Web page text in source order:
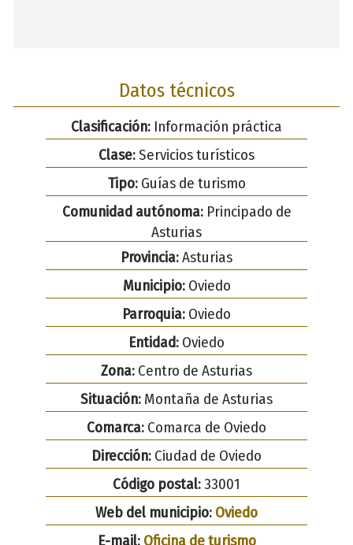
Datos técnicos
Clasificación: Información práctica
Clase:Servicios turísticos
Tipo:Guías de turismo
Comunidad autónoma:Principado de
Asturias
Provincia:Asturias
Municipio:Oviedo
Parroquia: Oviedo
Entidad: Oviedo
Zona: Centro de Asturias
Situación: Montaña de Asturias
Comarca: Comarca de Oviedo
Dirección: Ciudad de Oviedo
Código postal:33001
Web del municipio: Oviedo
E-mail: Oficina de turismo